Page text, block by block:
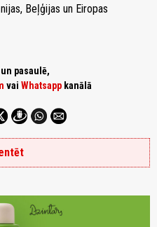
Beļģijas un Eiropas
pasaulē,
vai Whatsapp kanālā